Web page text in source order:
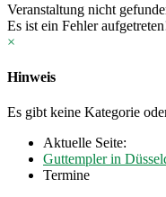
Veranstaltung nicht
Es ist ein Fehler
×
Hinweis
Es gibt keine Kategorie
Aktuelle Seite:
Guttempler in
Termine